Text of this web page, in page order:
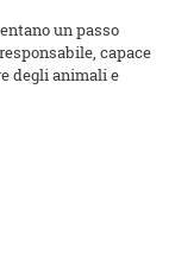
un passo
capace
degli animali e